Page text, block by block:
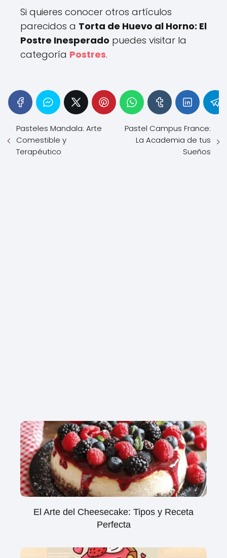
Si quieres conocer otros artículos
parecidos a Torta de Huevo al Horno: El
Postre Inesperado puedes visitar la
categoría Postres.
Pasteles Mandala: Arte
Comestible y
Terapéutico
Pastel Campus France:
La Academia de tus
Sueños
El Arte del Cheesecake: Tipos y Receta
Perfecta